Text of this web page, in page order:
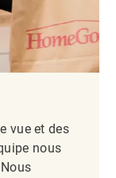
vue et des
nous